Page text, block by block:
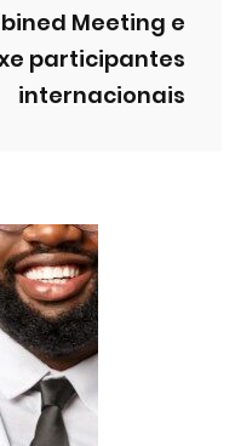
Meeting e
participantes
internacionais